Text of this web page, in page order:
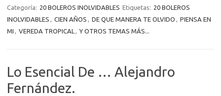
Categoría: 20 BOLEROS INOLVIDABLES Etiquetas: 20 BOLEROS
INOLVIDABLES , CIEN AÑOS , DE QUE MANERA TE OLVIDO , PIENSA EN
MI , VEREDA TROPICAL , Y OTROS TEMAS MÁS...
Lo Esencial De … Alejandro
Fernández.